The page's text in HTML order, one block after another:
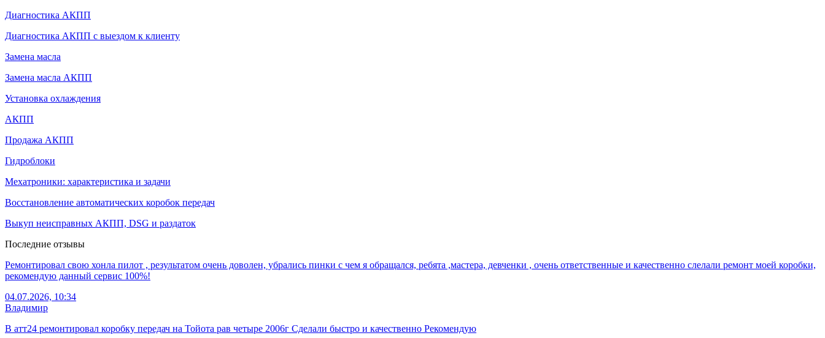
Диагностика АКПП
Диагностика АКПП с выездом к клиенту
Замена масла
Замена масла АКПП
Установка охлаждения
АКПП
Продажа АКПП
Гидроблоки
Мехатроники: характеристика и задачи
Восстановление автоматических коробок передач
Выкуп неисправных АКПП, DSG и раздаток
Последние отзывы
Ремонтировал свою хонла пилот , результатом очень доволен, убрались пинки с чем я обращался, ребята ,мастера, девченки , очень ответственные и качественно слелали ремонт моей коробки,
рекомендую данный сервис 100%!
04.07.2026, 10:34
Владимир
В атт24 ремонтировал коробку передач на Тойота рав четыре 2006г Сделали быстро и качественно Рекомендую